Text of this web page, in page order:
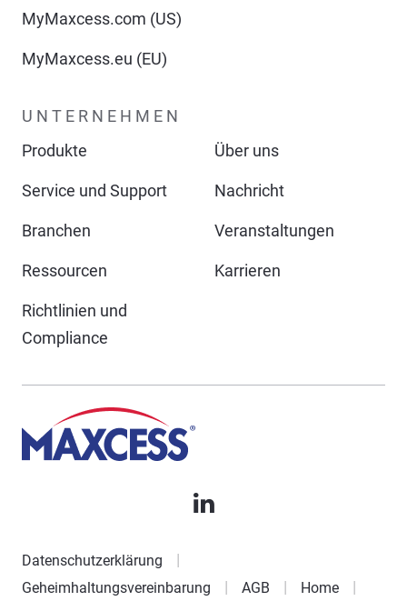
MyMaxcess.com (US)
MyMaxcess.eu (EU)
UNTERNEHMEN
Produkte
Über uns
Service und Support Nachricht
Branchen Veranstaltungen
Ressourcen Karrieren
Richtlinien und
Compliance
Datenschutzerklärung
Geheimhaltungsvereinbarung
AGB Home